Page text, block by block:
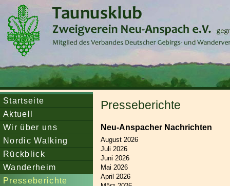
Startseite
Aktuell
Wir über uns
Nordic Walking
Rückblick
Wanderheim
Presseberichte
Presseberichte
Neu-Anspacher Nachrichten
August 2026
Juli 2026
Juni 2026
Mai 2026
April 2026